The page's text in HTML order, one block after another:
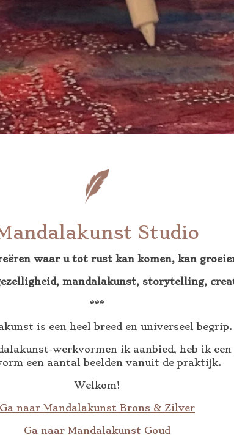
Studio
waar u tot rust kan komen, kan
mandalakunst, storytelling,
***
is een heel breed en universeel begrip.
werkvormen ik aanbied, heb ik
een aantal beelden vanuit de praktijk.
Welkom!
Ga naar Mandalakunst Brons & Zilver
Ga naar Mandalakunst Goud